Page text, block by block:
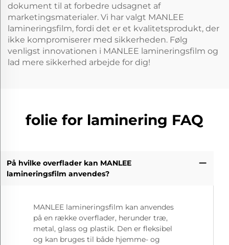
dokument til at forbedre udsagnet af
marketingsmaterialer. Vi har valgt MANLEE
lamineringsfilm, fordi det er et kvalitetsprodukt, der
ikke kompromiserer med sikkerheden. Følg
venligst innovationen i MANLEE lamineringsfilm og
lad mere sikkerhed arbejde for dig!
folie for laminering FAQ
På hvilke overflader kan MANLEE
lamineringsfilm anvendes?
MANLEE lamineringsfilm kan anvendes
på en række overflader, herunder træ,
metal, glass og plastik. Den er fleksibel
og kan bruges til både hjemme- og